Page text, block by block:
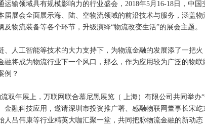
领域具有规模影响力的行业盛会，2018年5月16-18日，中国
届展会全面展示海、陆、空物流领域的前沿技术与服务，涵盖物
物流装备等各个环节，升级演绎“物流改变生活”的展会主题。
人工智能等技术的大力支持下，为物流金融的发展添了一把火
融将成为物流行业下一个风口，那么，作为应用较为广泛的物
例？
年展上，万联网联合慕尼黑展览（ 上海）有限公司共同举办
金融科技应用，邀请深圳市投资推广署、感融物联网董事长宋
人吕伟康等行业精英大咖汇聚一堂，共同把脉物流金融的新动态